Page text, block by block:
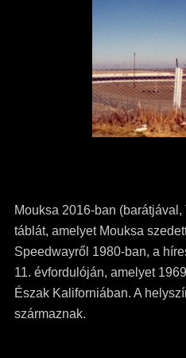
Mouksa 2016-ban
táblát, amelyet Mouksa
Speedwayről 1980-ban, a
11. évfordulóján, amelyet
Észak Kaliforniában. A
származnak.